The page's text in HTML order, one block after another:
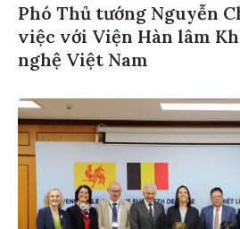
Phó Thủ tướng Nguyễn
việc với Viện Hàn lâm
nghệ Việt Nam